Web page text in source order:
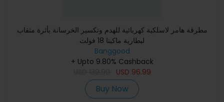
مطرقة هامر لاسلكية كهربائية للهدم وتكسير الخرسانة بأثرة مثقاب
لبطارية ماكيتا 18 فولت
Banggood
+ Upto 9.80% Cashback
USD 96.99
Buy Now